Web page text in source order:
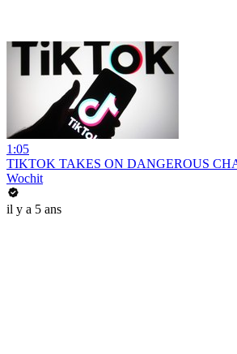
1:05
TIKTOK TAKES ON DANGEROUS
Wochit
il y a 5 ans